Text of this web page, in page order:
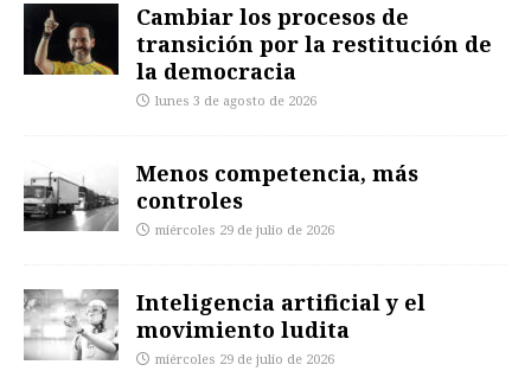
Cambiar los procesos de
transición por la restitución de
la democracia
lunes 3 de agosto de 2026
Menos competencia, más
controles
miércoles 29 de julio de 2026
Inteligencia artificial y el
movimiento ludita
miércoles 29 de julio de 2026